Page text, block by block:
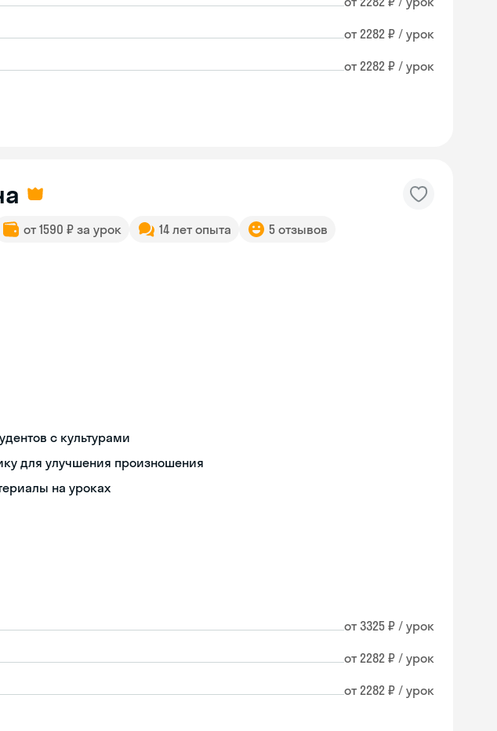
от 2282 ₽ / урок
от 2282 ₽ / урок
от 1590 ₽ за урок 14 лет опыта 5 отзывов
с культурами
для улучшения произношения
на уроках
от 3325 ₽ / урок
от 2282 ₽ / урок
от 2282 ₽ / урок